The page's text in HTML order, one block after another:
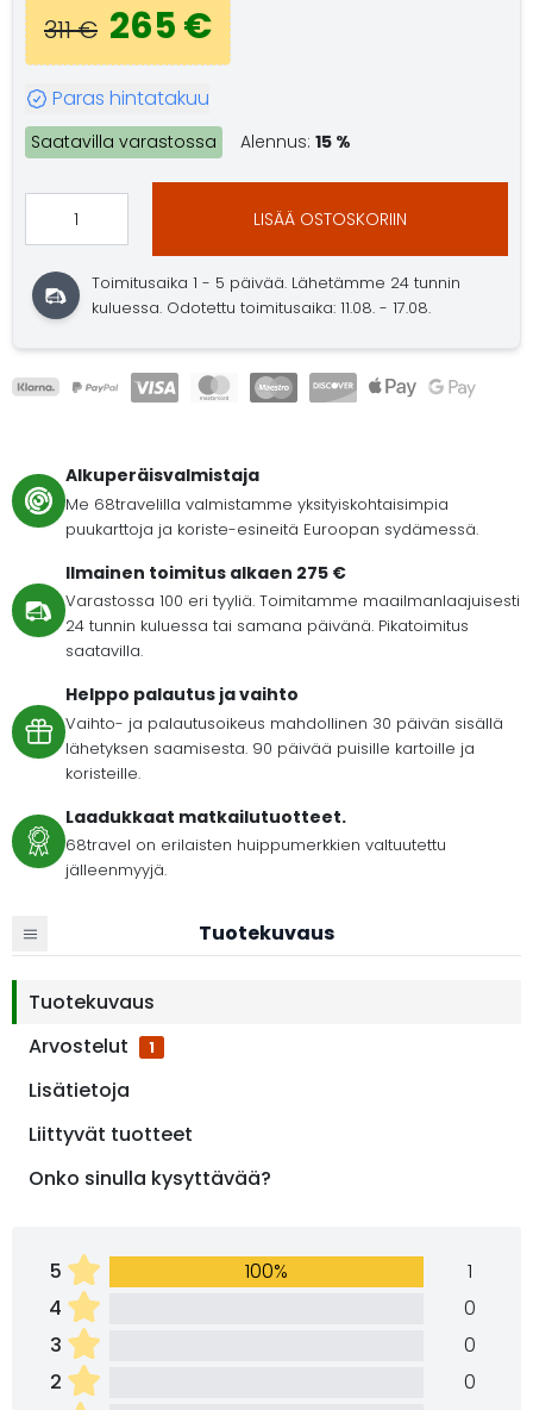
311 € 265 €
Paras hintatakuu
Saatavilla varastossa Alennus: 15 %
LISÄÄ OSTOSKORIIN
Toimitusaika 1 - 5 päivää. Lähetämme 24 tunnin
kuluessa. Odotettu toimitusaika: 11.08. - 17.08.
Alkuperäisvalmistaja
Me 68travelilla valmistamme yksityiskohtaisimpia
puukarttoja ja koriste-esineitä Euroopan sydämessä.
Ilmainen toimitus alkaen 275 €
Varastossa 100 eri tyyliä. Toimitamme maailmanlaajuisesti
24 tunnin kuluessa tai samana päivänä. Pikatoimitus
saatavilla.
Helppo palautus ja vaihto
Vaihto- ja palautusoikeus mahdollinen 30 päivän sisällä
lähetyksen saamisesta. 90 päivää puisille kartoille ja
koristeille.
Laadukkaat matkailutuotteet.
68travel on erilaisten huippumerkkien valtuutettu
jälleenmyyjä.
Tuotekuvaus
Tuotekuvaus
Arvostelut
1
Lisätietoja
Liittyvät tuotteet
Onko sinulla kysyttävää?
5 100%
1
4
0
3
0
2
0